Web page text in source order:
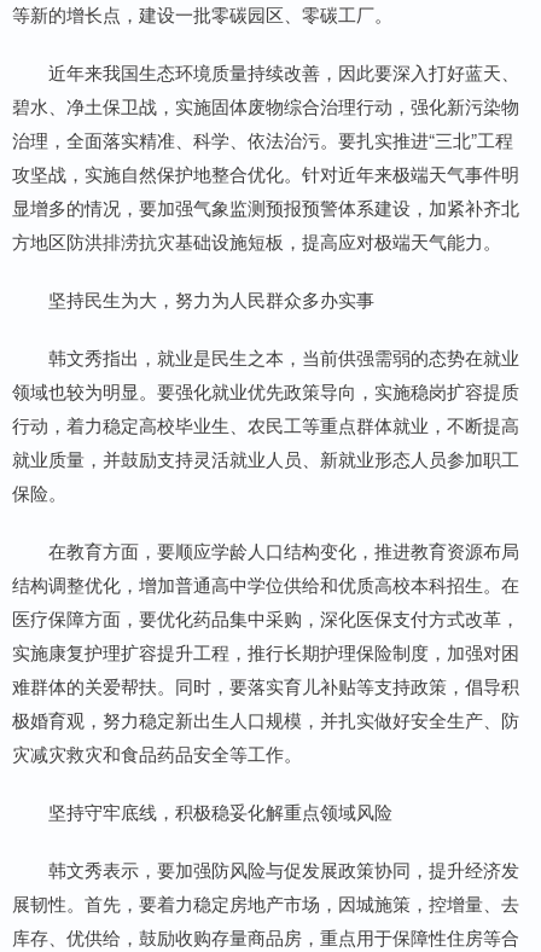
等新的增长点，建设一批零碳园区、零碳工厂。
近年来我国生态环境质量持续改善，因此要深入打好蓝天、
碧水、净土保卫战，实施固体废物综合治理行动，强化新污染物
治理，全面落实精准、科学、依法治污。要扎实推进“三北”工程
攻坚战，实施自然保护地整合优化。针对近年来极端天气事件明
显增多的情况，要加强气象监测预报预警体系建设，加紧补齐北
方地区防洪排涝抗灾基础设施短板，提高应对极端天气能力。
坚持民生为大，努力为人民群众多办实事
韩文秀指出，就业是民生之本，当前供强需弱的态势在就业
领域也较为明显。要强化就业优先政策导向，实施稳岗扩容提质
行动，着力稳定高校毕业生、农民工等重点群体就业，不断提高
就业质量，并鼓励支持灵活就业人员、新就业形态人员参加职工
保险。
在教育方面，要顺应学龄人口结构变化，推进教育资源布局
结构调整优化，增加普通高中学位供给和优质高校本科招生。在
医疗保障方面，要优化药品集中采购，深化医保支付方式改革，
实施康复护理扩容提升工程，推行长期护理保险制度，加强对困
难群体的关爱帮扶。同时，要落实育儿补贴等支持政策，倡导积
极婚育观，努力稳定新出生人口规模，并扎实做好安全生产、防
灾减灾救灾和食品药品安全等工作。
坚持守牢底线，积极稳妥化解重点领域风险
韩文秀表示，要加强防风险与促发展政策协同，提升经济发
展韧性。首先，要着力稳定房地产市场，因城施策，控增量、去
库存、优供给，鼓励收购存量商品房，重点用于保障性住房等合